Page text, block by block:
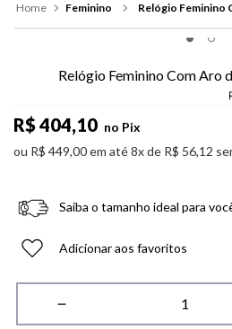
Feminino
Relógio Feminino Com Aro
R$404,10 no Pix
ou R$ 449,00em até8x de R$ 56,12
Saiba o tamanho ideal para
Adicionar aos favoritos
－